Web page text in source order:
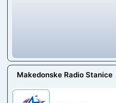
Makedonske Radio Stanice